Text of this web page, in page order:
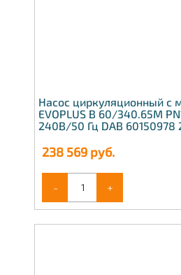
Насос циркуляционный с
EVOPLUS B 60/340.65M
240В/50 Гц DAB 60150978
238 569 руб.
- +